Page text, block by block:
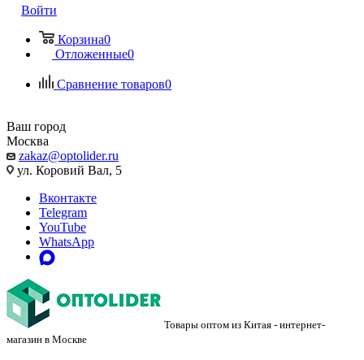
Войти
Корзина0
Отложенные0
Сравнение товаров0
Ваш город
Москва
zakaz@optolider.ru
ул. Коровий Вал, 5
Вконтакте
Telegram
YouTube
WhatsApp
Товары оптом из Китая - интернет-
магазин в Москве